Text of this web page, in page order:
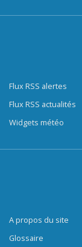
Flux RSS alertes
Flux RSS actualités
Widgets météo
A propos du site
Glossaire